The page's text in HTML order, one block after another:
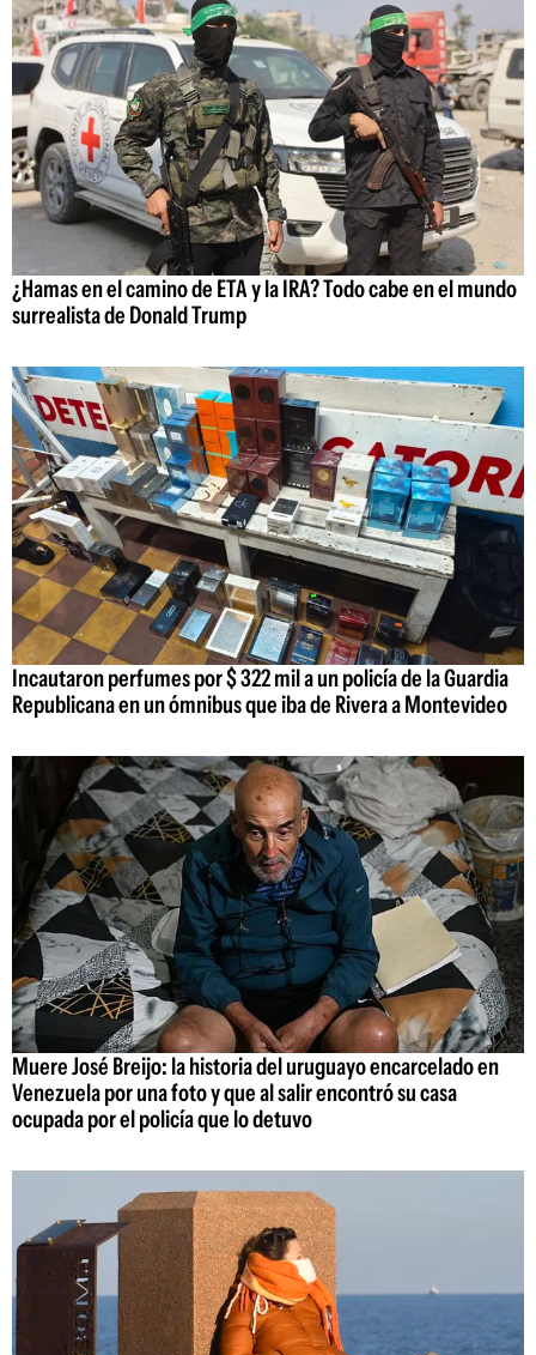
¿Hamas en el camino de ETA y la IRA? Todo cabe en el mundo
surrealista de Donald Trump
Incautaron perfumes por $ 322 mil a un policía de la Guardia
Republicana en un ómnibus que iba de Rivera a Montevideo
Muere José Breijo: la historia del uruguayo encarcelado en
Venezuela por una foto y que al salir encontró su casa
ocupada por el policía que lo detuvo